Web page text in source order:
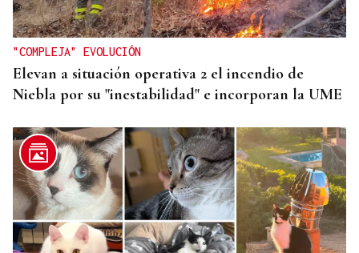
"COMPLEJA" EVOLUCIÓN
Elevan a situación operativa 2 el incendio de
Niebla por su "inestabilidad" e incorporan la UME